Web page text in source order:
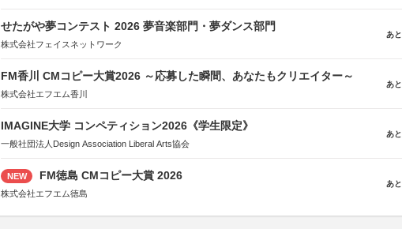
せたがや夢コンテスト 2026 夢音楽部門・夢ダンス部門
株式会社フェイスネットワーク
あと
FM香川 CMコピー大賞2026 ～応募した瞬間、あなたもクリエイター～
株式会社エフエム香川
あと
IMAGINE大学 コンペティション2026《学生限定》
一般社団法人Design Association Liberal Arts協会
あと
NEW FM徳島 CMコピー大賞 2026
株式会社エフエム徳島
あと